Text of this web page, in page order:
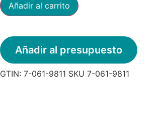
Añadir al carrito
Añadir al presupuesto
GTIN: 7-061-9811 SKU 7-061-9811